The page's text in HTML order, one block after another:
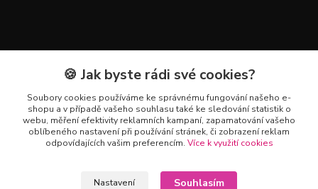
Kontakty
+420 602 223 614
info@zahradnictvipetro.cz
🍪 Jak byste rádi své cookies?
Soubory cookies používáme ke správnému fungování našeho e-
shopu a v případě vašeho souhlasu také ke sledování statistik o
webu, měření efektivity reklamních kampaní, zapamatování vašeho
oblíbeného nastavení při používání stránek, či zobrazení reklam
odpovídajících vašim preferencím. Více k využití cookies
Nastavení Souhlasím